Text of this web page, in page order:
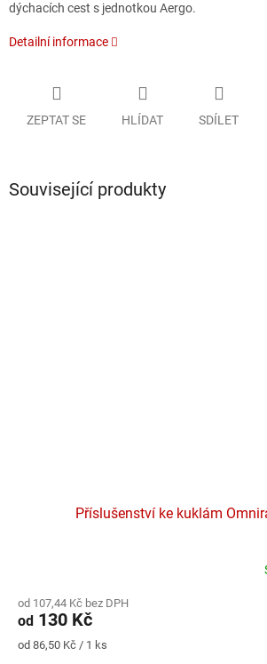
dýchacích cest s jednotkou Aergo.
Detailní informace
ZEPTAT SE HLÍDAT SDÍLET
Související produkty
Příslušenství ke kuklám
produktu
je
5,0
od 107,44 Kč bez DPH
od 130 Kč
Měrná
od 86,50 Kč / 1 ks